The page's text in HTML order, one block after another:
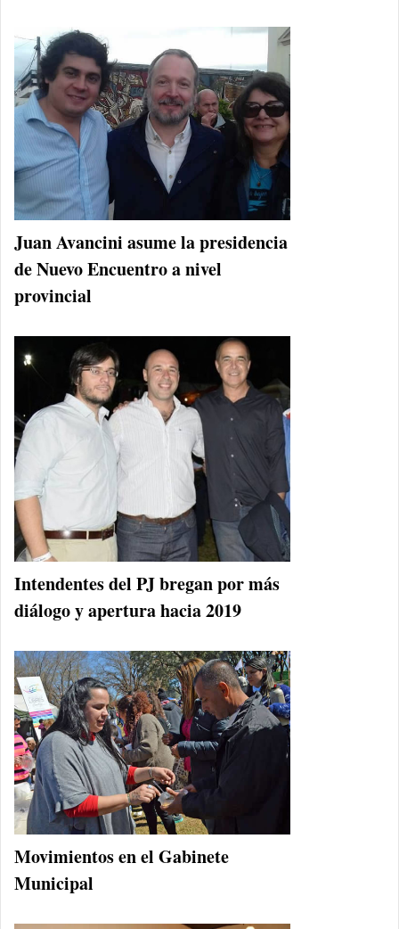
Juan Avancini asume la presidencia
de Nuevo Encuentro a nivel
provincial
Intendentes del PJ bregan por más
diálogo y apertura hacia 2019
Movimientos en el Gabinete
Municipal